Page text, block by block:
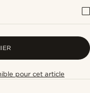
pour cet article